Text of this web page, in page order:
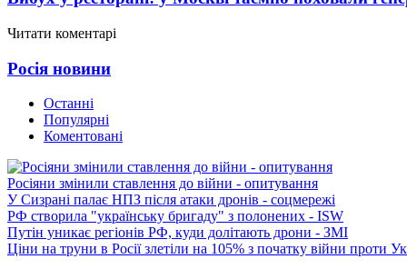
Читати коментарі
Росія новини
Останні
Популярні
Коментовані
Росіяни змінили ставлення до війни - опитування
У Сизрані палає НПЗ після атаки дронів - соцмережі
РФ створила "українську бригаду" з полонених - ISW
Путін уникає регіонів РФ, куди долітають дрони - ЗМІ
Ціни на труни в Росії злетіли на 105% з початку війни проти